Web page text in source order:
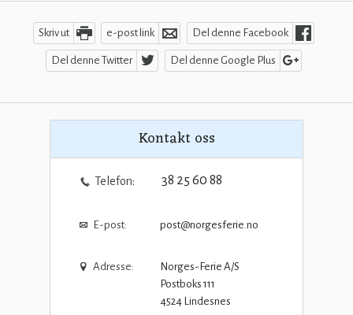
Skriv ut e-post link Del denne Facebook
Del denne Twitter Del denne Google Plus
Kontakt oss
Telefon: 38 25 60 88
E-post: post@norgesferie.no
Adresse:
Norges-Ferie A/S
Postboks 111
4524 Lindesnes